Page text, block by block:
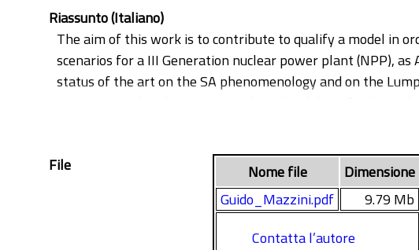
Riassunto (Italiano)
The aim of this work is to contribute to qualify a model in
scenarios for a III Generation nuclear power plant (NPP),
status of the art on the SA phenomenology and on the
overview on the phenomena and on the ability of code
File Nome file
Dimensione
Guido_Mazzini.pdf
9.79 Mb
Contatta l’autore